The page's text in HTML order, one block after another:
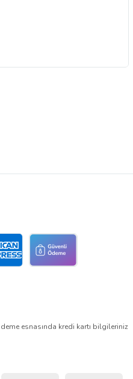
esnasında kredi kartı bilgileriniz